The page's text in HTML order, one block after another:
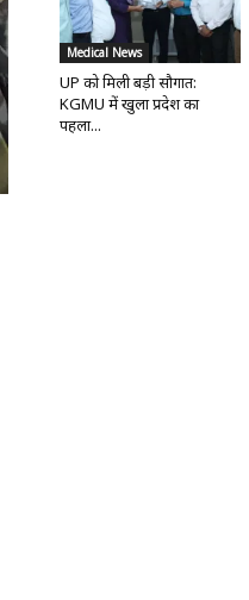
Medical News
UP को मिली बड़ी सौगात:
KGMU में खुला प्रदेश का
पहला...